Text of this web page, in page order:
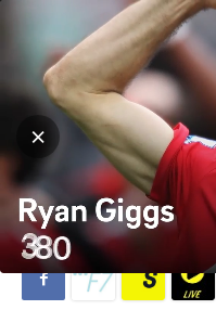
Hjem Fotball
Fotball Premier League
Paul
er nøkkelen
Av Lina Elisabeth Skottene